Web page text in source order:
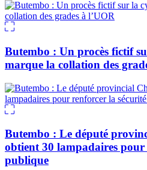
Butembo : Un procès fictif
marque la collation des
Butembo : Le député
obtient 30 lampadaires
publique